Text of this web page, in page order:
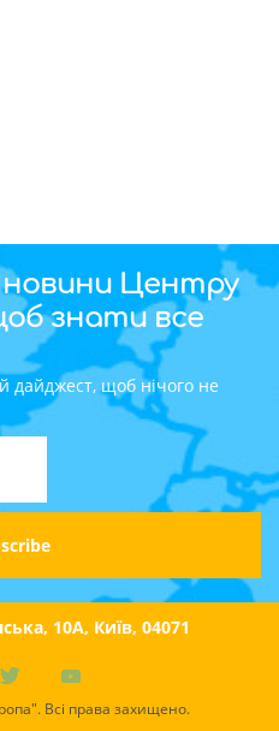
новини Центру
знати все
дайджест, щоб нічого не
10A, Київ, 04071
Всі права захищено.